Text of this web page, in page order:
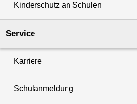
Kinderschutz an Schulen
Service
Karriere
Schulanmeldung